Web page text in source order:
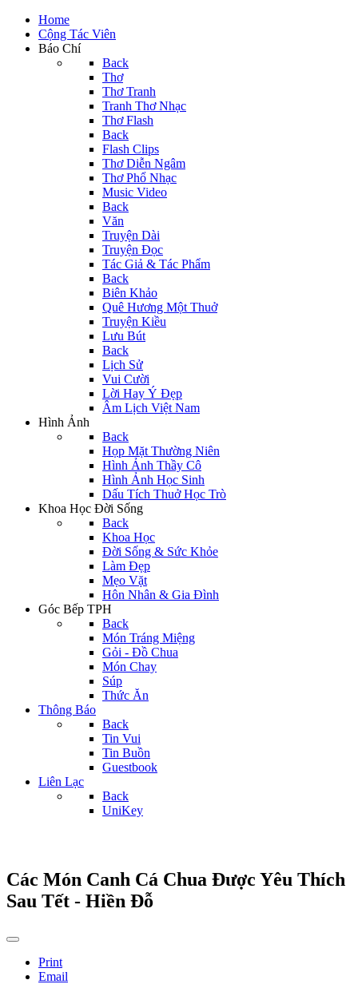
Home
Cộng Tác Viên
Báo Chí
Back
Thơ
Thơ Tranh
Tranh Thơ Nhạc
Thơ Flash
Back
Flash Clips
Thơ Diễn Ngâm
Thơ Phổ Nhạc
Music Video
Back
Văn
Truyện Dài
Truyện Đọc
Tác Giả & Tác Phẩm
Back
Biên Khảo
Quê Hương Một Thuở
Truyện Kiều
Lưu Bút
Back
Lịch Sử
Vui Cười
Lời Hay Ý Đẹp
Âm Lịch Việt Nam
Hình Ảnh
Back
Họp Mặt Thường Niên
Hình Ảnh Thầy Cô
Hình Ảnh Học Sinh
Dấu Tích Thuở Học Trò
Khoa Học Đời Sống
Back
Khoa Học
Đời Sống & Sức Khỏe
Làm Đẹp
Mẹo Vặt
Hôn Nhân & Gia Đình
Góc Bếp TPH
Back
Món Tráng Miệng
Gỏi - Đồ Chua
Món Chay
Súp
Thức Ăn
Thông Báo
Back
Tin Vui
Tin Buồn
Guestbook
Liên Lạc
Back
UniKey
Các Món Canh Cá Chua Được Yêu Thích
Sau Tết - Hiền Đỗ
Print
Email